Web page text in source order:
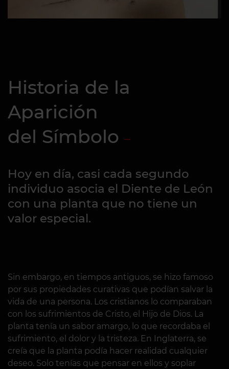
Historia de la
Aparición
del Símbolo
Hoy en día, casi cada segundo
individuo asocia el Diente de León
con una planta que no tiene un
valor especial.
Sin embargo, en tiempos antiguos, se hizo famoso
por sus propiedades curativas que podían salvar la
vida de una persona. Los cristianos lo comparaban
con los sufrimientos de Cristo, el Hijo de Dios. La
planta tenía un sabor amargo, lo que recordaba el
sufrimiento, el dolor y la tristeza. En Inglaterra, se
creía que la planta podía hacer realidad cualquier
deseo. Solo tenías que pensar en ellos y soplar